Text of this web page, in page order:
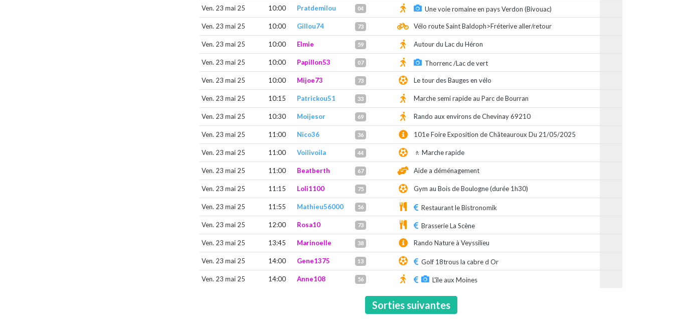
Ven. 23 mai 25 10:00 Pratdemilou 04 Une voie romaine en pays Verdon (Bivouac)
Ven. 23 mai 25 10:00 Gillou74 73 Vélo route Saint Baldoph>Fréterive aller/retour
Ven. 23 mai 25 10:00 Elmie 59 Autour du Lac du Héron
Ven. 23 mai 25 10:00 Papillon53 07 Thorrenc /Lac de vert
Ven. 23 mai 25 10:00 Mijoe73 73 Le tour des Bauges en vélo
Ven. 23 mai 25 10:15 Patrickou51 33 Marche semi rapide au Parc de Bourran
Ven. 23 mai 25 10:30 Moijesor 69 Rando aux environs de Chevinay 69210
Ven. 23 mai 25 11:00 Nico36 36 101e Foire Exposition de Châteauroux Du 21/05/2025
Ven. 23 mai 25 11:00 Voilivoila 44 🚶 Marche rapide
Ven. 23 mai 25 11:00 Beatberth 67 Aide a déménagement
Ven. 23 mai 25 11:15 Loli1100 75 Gym au Bois de Boulogne (durée 1h30)
Ven. 23 mai 25 11:55 Mathieu56000 56 Restaurant le Bistronomik
Ven. 23 mai 25 12:00 Rosa10 73 Brasserie La Scène
Ven. 23 mai 25 13:45 Marinoelle 38 Rando Nature à Veyssilieu
Ven. 23 mai 25 14:00 Gene1375 13 Golf 18trous la cabre d Or
Ven. 23 mai 25 14:00 Anne108 56 L'île aux Moines
Sorties suivantes